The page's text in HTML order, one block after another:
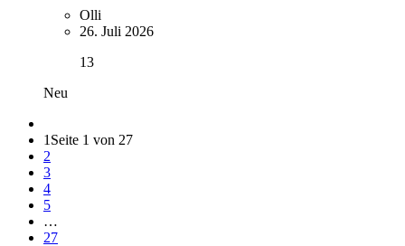
Olli
26. Juli 2026
13
Neu
1 Seite 1 von 27
2
3
4
5
…
27